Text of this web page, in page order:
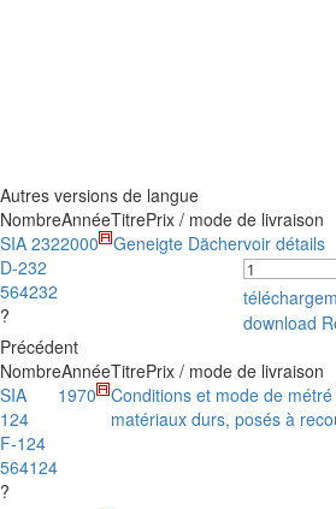
Autres versions de langue
NombreAnnéeTitrePrix / mode de livraison
SIA 232
D-232
564232
?
2000 Geneigte Dächervoir détails
download
Précédent
NombreAnnéeTitrePrix / mode de livraison
SIA
124
F-124
564124
?
1970
Conditions et mode de
matériaux durs, posés à